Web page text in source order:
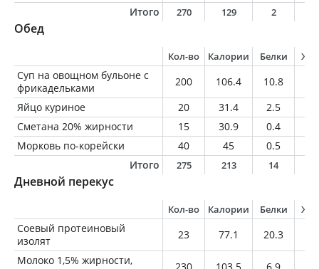
Итого
270 129 2
Обед
Кол-во Калории Белки
Суп на овощном бульоне с
фрикадельками
200 106.4 10.8
Яйцо куриное
20 31.4 2.5
Сметана 20% жирности
15 30.9 0.4
Морковь по-корейски
40 45 0.5
Итого
275 213 14
Дневной перекус
Кол-во Калории Белки
Соевый протеиновый
изолят
23 77.1 20.3
Молоко 1,5% жирности,